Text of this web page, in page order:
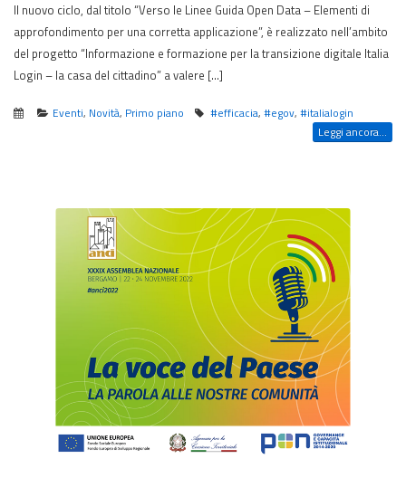
Il nuovo ciclo, dal titolo “Verso le Linee Guida Open Data – Elementi di
approfondimento per una corretta applicazione”, è realizzato nell’ambito
del progetto “Informazione e formazione per la transizione digitale Italia
Login – la casa del cittadino” a valere […]
Eventi, Novità, Primo piano #efficacia,#egov,#italialogin
Leggi ancora...